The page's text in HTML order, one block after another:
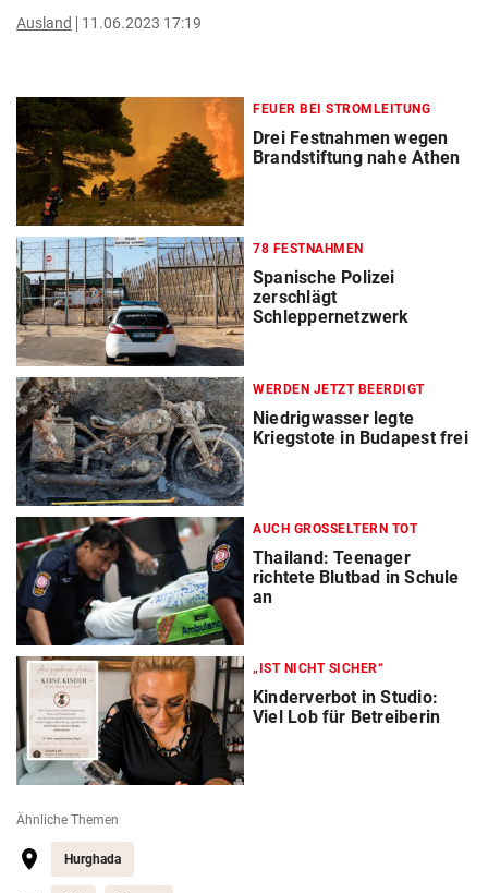
Ausland 11.06.2023 17:19
FEUER BEI STROMLEITUNG
Drei Festnahmen wegen
Brandstiftung nahe Athen
78 FESTNAHMEN
Spanische Polizei
zerschlägt
Schleppernetzwerk
WERDEN JETZT BEERDIGT
Niedrigwasser legte
Kriegstote in Budapest frei
AUCH GROSSELTERN TOT
Thailand: Teenager
richtete Blutbad in Schule
an
„IST NICHT SICHER“
Kinderverbot in Studio:
Viel Lob für Betreiberin
Ähnliche Themen
Hurghada